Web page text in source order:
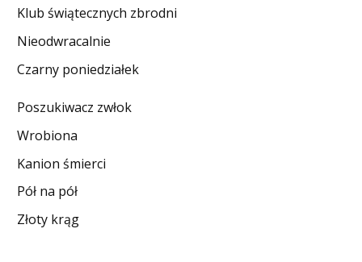
Klub świątecznych zbrodni
Nieodwracalnie
Czarny poniedziałek
Poszukiwacz zwłok
Wrobiona
Kanion śmierci
Pół na pół
Złoty krąg